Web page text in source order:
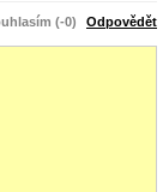
(-0) Odpovědět